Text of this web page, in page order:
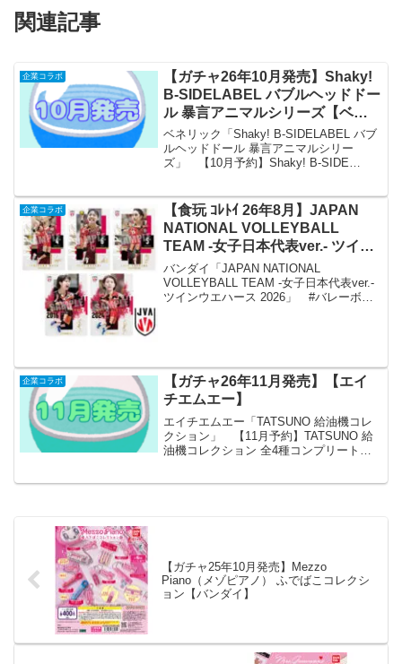
関連記事
企業コラボ
【ガチャ26年10月発売】Shaky!
B-SIDELABEL バブルヘッドドー
ル 暴言アニマルシリーズ【ベネ
リック】
ベネリック「Shaky! B-SIDELABEL バブ
ルヘッドドール 暴言アニマルシリー
ズ」 【10月予約】Shaky! B-SIDE
チャ 送料無料 「S...
企業コラボ
【食玩 ｺﾚﾄｲ 26年8月】JAPAN
NATIONAL VOLLEYBALL
TEAM -女子日本代表ver.- ツイン
ウエハース 2026【バンダイ】
バンダイ「JAPAN NATIONAL
VOLLEYBALL TEAM -女子日本代表ver.-
ツインウエハース 2026」 #バレーボー
企業コラボ
【ガチャ26年11月発売】【エイ
チエムエー】
エイチエムエー「TATSUNO 給油機コレ
クション」 【11月予約】TATSUNO 給
油機コレクション 全4種コンプリートセ
【ガチャ25年10月発売】Mezzo
Piano（メゾピアノ） ふでばこコレクシ
ョン【バンダイ】